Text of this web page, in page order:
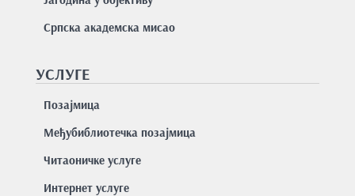
Српска академска мисао
УСЛУГЕ
Позајмицa
Међубиблиотечка позајмица
Читаоничке услуге
Интернет услуге